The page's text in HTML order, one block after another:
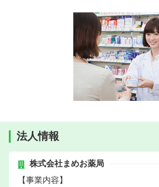
法人情報
株式会社まめお薬局
【事業内容】